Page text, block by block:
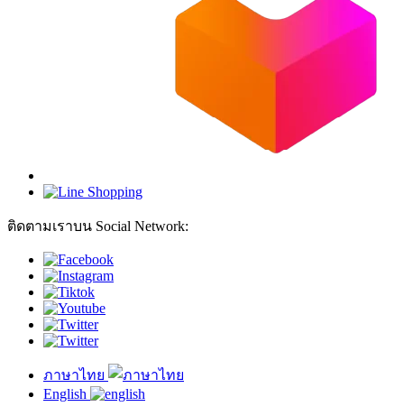
ติดตามเราบน Social Network:
ภาษาไทย
English